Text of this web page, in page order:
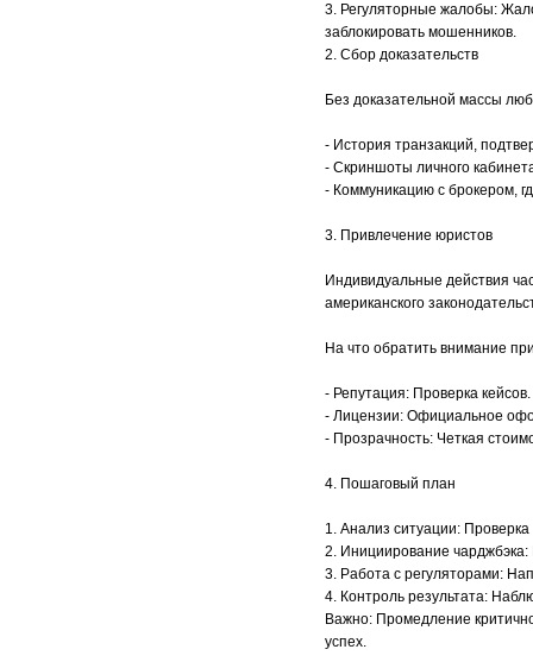
3. Регуляторные жалобы:
заблокировать мошенников.
2. Сбор доказательств
Без доказательной массы
- История транзакций,
- Скриншоты личного
- Коммуникацию с брокером,
3. Привлечение юристов
Индивидуальные действия
американского
На что обратить внимание
- Репутация: Проверка кейсов.
- Лицензии: Официальное
- Прозрачность: Четкая
4. Пошаговый план
1. Анализ ситуации:
2. Инициирование чарджбэка:
3. Работа с регуляторами:
4. Контроль результата:
Важно: Промедление
успех.